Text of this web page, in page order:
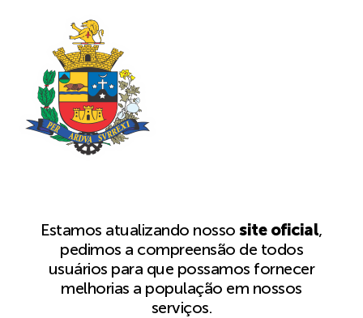
Estamos atualizando nossosite oficial,
pedimos a compreensão de todos
usuários para que possamos fornecer
melhorias a população em nossos
serviços.